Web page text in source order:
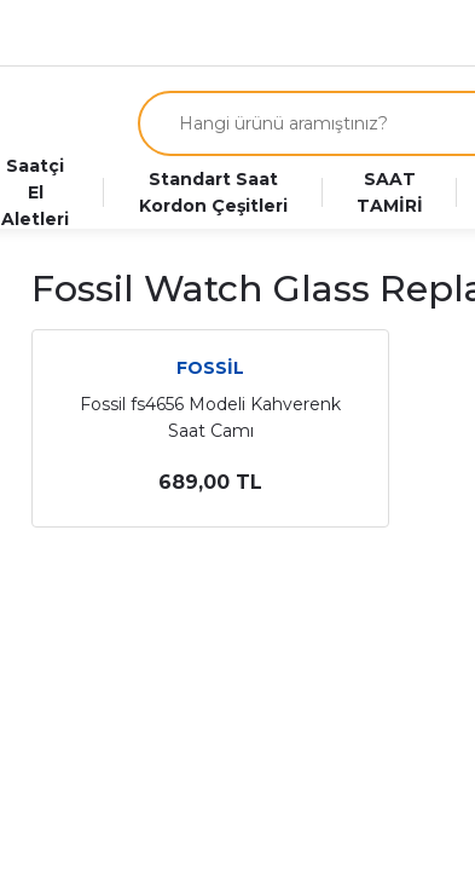
Saatçi
El
Aletleri
Standart Saat
Kordon Çeşitleri
SAAT
TAMİRİ
Fossil Watch Glass
FOSSİL
Fossil fs4656 Modeli Kahverenk
Saat Camı
689,00 TL